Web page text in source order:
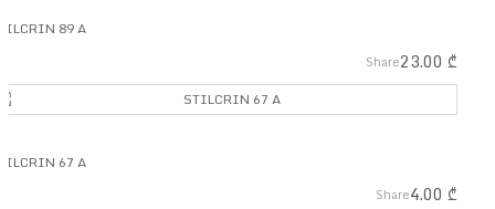
89 A
23.00 ₾
Share
67 A
4.00 ₾
Share